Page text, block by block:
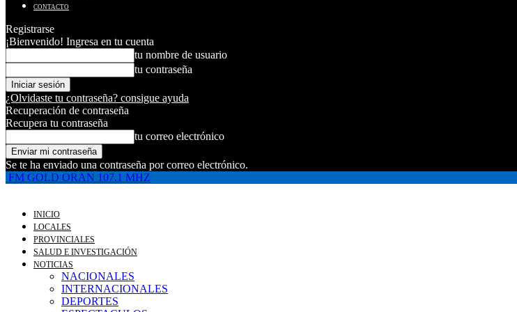
CONTACTO
Registrarse
¡Bienvenido! Ingresa en tu cuenta
tu nombre de usuario
tu contraseña
¿Olvidaste tu contraseña? consigue ayuda
Recuperación de contraseña
Recupera tu contraseña
tu correo electrónico
Se te ha enviado una contraseña por correo electrónico.
FM GOLD ORAN 107.1 MHZ
INICIO
LOCALES
PROVINCIALES
SALUD E INVESTIGACIÓN
NOTICIAS
NACIONALES
INTERNACIONALES
DEPORTES